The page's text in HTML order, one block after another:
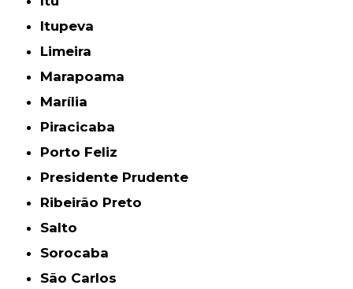
Itupeva
Limeira
Marapoama
Marília
Piracicaba
Porto Feliz
Presidente Prudente
Ribeirão Preto
Salto
Sorocaba
São Carlos